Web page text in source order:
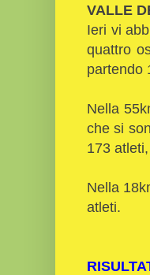
VALLE
Ieri vi
quattro
partendo
Nella
che si
173
Nella
atleti.